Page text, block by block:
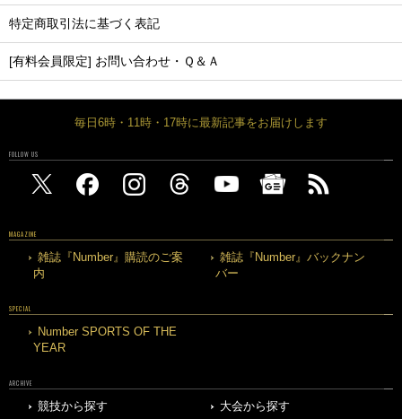
特定商取引法に基づく表記
[有料会員限定] お問い合わせ・Ｑ＆Ａ
毎日6時・11時・17時に最新記事をお届けします
FOLLOW US
MAGAZINE
雑誌『Number』購読のご案
内
雑誌『Number』バックナン
バー
SPECIAL
Number SPORTS OF THE
YEAR
ARCHIVE
競技から探す
大会から探す